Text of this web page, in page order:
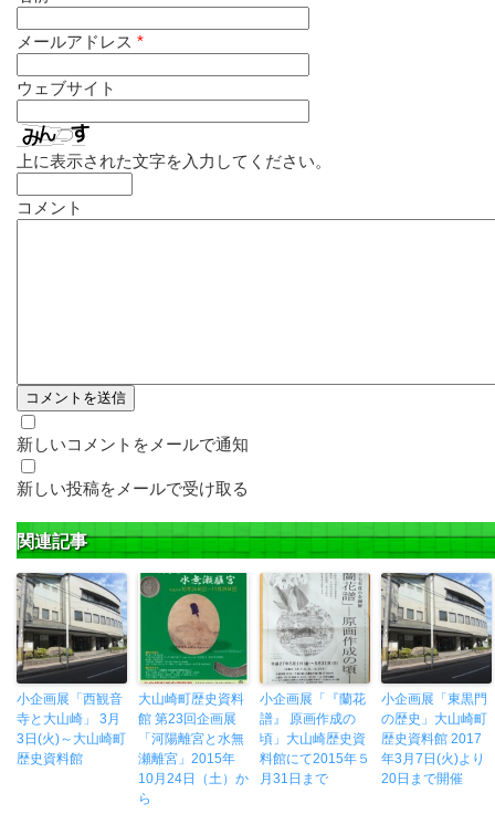
メールアドレス *
ウェブサイト
上に表示された文字を入力してください。
コメント
新しいコメントをメールで通知
新しい投稿をメールで受け取る
関連記事
小企画展「西観音
寺と大山崎」 3月
3日(火)～大山崎町
歴史資料館
大山崎町歴史資料
館 第23回企画展
「河陽離宮と水無
瀬離宮」2015年
10月24日（土）か
ら
小企画展「『蘭花
譜』 原画作成の
頃」大山崎歴史資
料館にて2015年５
月31日まで
小企画展「東黒門
の歴史」大山崎町
歴史資料館 2017
年3月7日(火)より
20日まで開催